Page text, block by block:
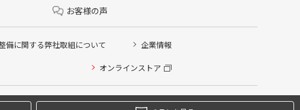
お客様の声
備に関する弊社取組について 企業情報
オンラインストア